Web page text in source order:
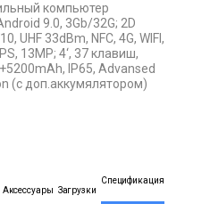
компьютер
9.0, 3Gb/32G; 2D
UHF 33dBm, NFC, 4G, WIFI,
13MP; 4‘, 37 клавиш,
IP65, Advansed
(с доп.аккумялятором)
Аксессуары Загрузки
Спецификация